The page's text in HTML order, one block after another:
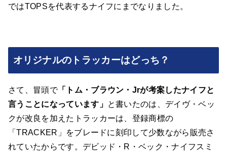
ではTOPSを代表するナイフにまでなりました。
オリジナルのトラッカーはどっち？
さて、冒頭で「トム・ブラウン・Jrが考案したナイフと
言うことになっています」 と書いたのは、デイヴ・ベッ
クが改良を加えたトラッカーは、登録商標の
「TRACKER」をブレードに刻印して少数ながら販売さ
れていたからです。デビッド・R・ベック・ナイフスミ